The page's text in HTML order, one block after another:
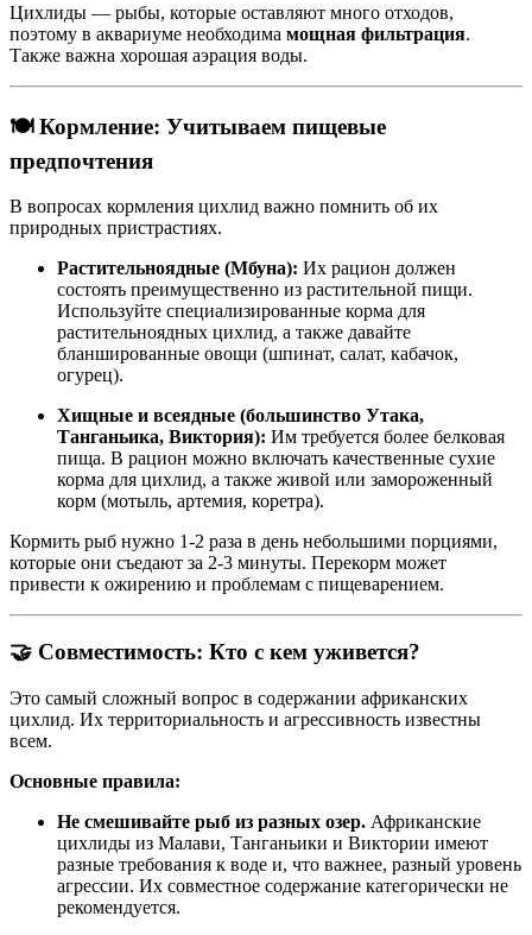
Цихлиды — рыбы, которые оставляют много отходов,
поэтому в аквариуме необходима мощная фильтрация.
Также важна хорошая аэрация воды.
🍽️ Кормление: Учитываем пищевые
предпочтения
В вопросах кормления цихлид важно помнить об их
природных пристрастиях.
Растительноядные (Мбуна): Их рацион должен
состоять преимущественно из растительной пищи.
Используйте специализированные корма для
растительноядных цихлид, а также давайте
бланшированные овощи (шпинат, салат, кабачок,
огурец).
Хищные и всеядные (большинство Утака,
Танганьика, Виктория): Им требуется более белковая
пища. В рацион можно включать качественные сухие
корма для цихлид, а также живой или замороженный
корм (мотыль, артемия, коретра).
Кормить рыб нужно 1-2 раза в день небольшими порциями,
которые они съедают за 2-3 минуты. Перекорм может
привести к ожирению и проблемам с пищеварением.
🤝 Совместимость: Кто с кем уживется?
Это самый сложный вопрос в содержании африканских
цихлид. Их территориальность и агрессивность известны
всем.
Основные правила:
Не смешивайте рыб из разных озер. Африканские
цихлиды из Малави, Танганьики и Виктории имеют
разные требования к воде и, что важнее, разный уровень
агрессии. Их совместное содержание категорически не
рекомендуется.